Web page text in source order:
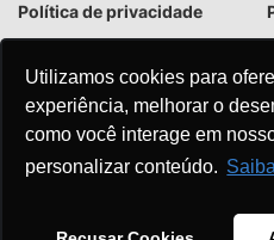
Utilizamos cookies para
experiência, melhorar o
como você interage em
personalizar conteúdo.
Política de privacidade
No trânsito, enxergar o
Para otimizar sua experiência
política de cookies e para proteger
. Ao